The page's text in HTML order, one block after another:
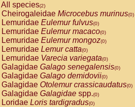
All species(2)
Cheirogaleidae Microcebus murinus(0)
Lemuridae Eulemur fulvus(0)
Lemuridae Eulemur macaco(0)
Lemuridae Eulemur mongoz(0)
Lemuridae Lemur catta(0)
Lemuridae Varecia variegata(0)
Galagidae Galago senegalensis(0)
Galagidae Galago demidovii(0)
Galagidae Otolemur crassicaudatus(0)
Galagidae Galagidae spp.(0)
Loridae Loris tardigradus(0)